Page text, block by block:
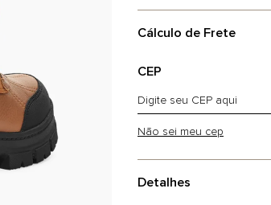
Cálculo de Frete
CEP
Não sei meu cep
Detalhes